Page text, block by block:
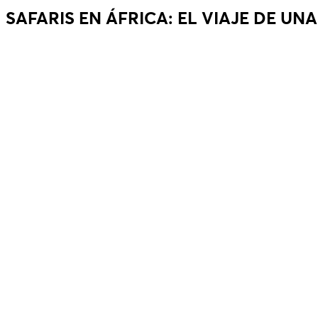
SAFARIS EN ÁFRICA: EL VIAJE DE